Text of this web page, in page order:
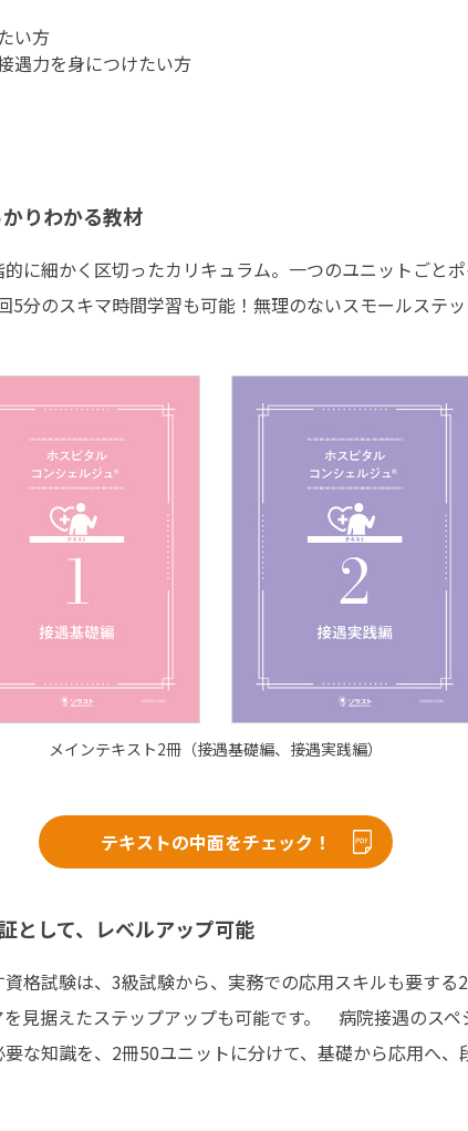
い方
遇力を身につけたい方
りわかる教材
に細かく区切ったカリキュラム。一つのユニットごと
5分のスキマ時間学習も可能！無理のないスモールステ
メインテキスト2冊（接遇基礎編、接遇実践編）
テキストの中面をチェック！
として、レベルアップ可能
格試験は、3級試験から、実務での応用スキルも要す
見据えたステップアップも可能です。 病院接遇のス
な知識を、2冊50ユニットに分けて、基礎から応用へ、